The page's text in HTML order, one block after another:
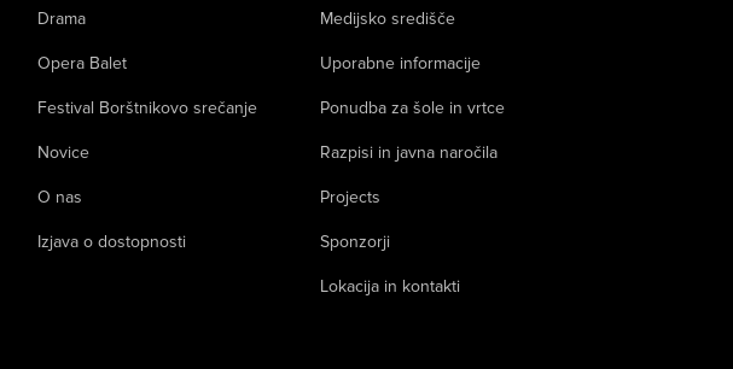
Drama
Opera Balet
Festival Borštnikovo srečanje
Novice
O nas
Izjava o dostopnosti
Medijsko središče
Uporabne informacije
Ponudba za šole in vrtce
Razpisi in javna naročila
Projects
Sponzorji
Lokacija in kontakti